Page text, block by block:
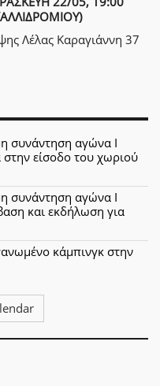
Λέλας Καραγιάννη 37
συνάντηση αγώνα Ι
είσοδο του χωριού
συνάντηση αγώνα Ι
και εκδήλωση για
κάμπινγκ στην